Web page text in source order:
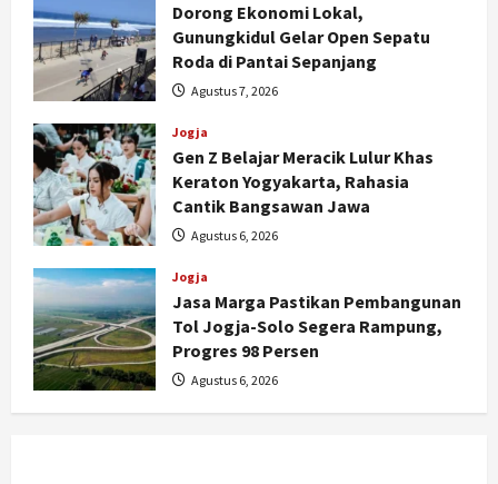
Dorong Ekonomi Lokal,
Gunungkidul Gelar Open Sepatu
Roda di Pantai Sepanjang
Agustus 7, 2026
Jogja
Gen Z Belajar Meracik Lulur Khas
Keraton Yogyakarta, Rahasia
Cantik Bangsawan Jawa
Agustus 6, 2026
Jogja
Jasa Marga Pastikan Pembangunan
Tol Jogja-Solo Segera Rampung,
Progres 98 Persen
Agustus 6, 2026
Serapan Danais Bantul Capai 60
Persen, Pengadaan Gamelan Rp1,5
Miliar